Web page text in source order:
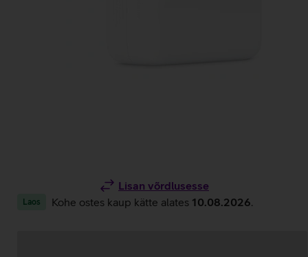
Lisan võrdlusesse
Laos Kohe ostes kaup kätte alates 10.08.2026